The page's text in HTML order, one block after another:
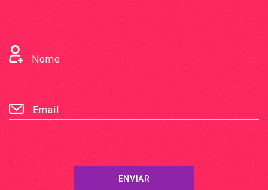
Nome
Email
ENVIAR